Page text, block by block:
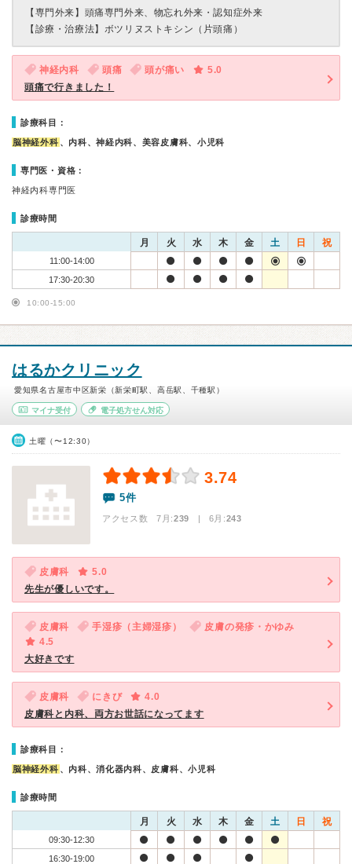
【専門外来】 頭痛専門外来、物忘れ外来・認知症外来
【診療・治療法】 ボツリヌストキシン（片頭痛）
神経内科 頭痛 頭が痛い
5.0
頭痛で行きました！
診療科目：
脳神経外科 、内科、神経内科、美容皮膚科、小児科
専門医・資格：
神経内科専門医
診療時間
月 火 水 木 金 土 日 祝
11:00-14:00
17:30-20:30
10:00-15:00
はるかクリニック
愛知県名古屋市中区新栄（新栄町駅、高岳駅、千種駅）
マイナ受付 電子処方せん対応
土曜（〜12:30）
3.74
5件
アクセス数 7月:239 | 6月:243
皮膚科
5.0
先生が優しいです。
皮膚科 手湿疹（主婦湿疹）
皮膚の発疹・かゆみ
4.5
大好きです
皮膚科 にきび
4.0
皮膚科と内科、両方お世話になってます
診療科目：
脳神経外科 、内科、消化器内科、皮膚科、小児科
診療時間
月 火 水 木 金 土 日 祝
09:30-12:30
16:30-19:00